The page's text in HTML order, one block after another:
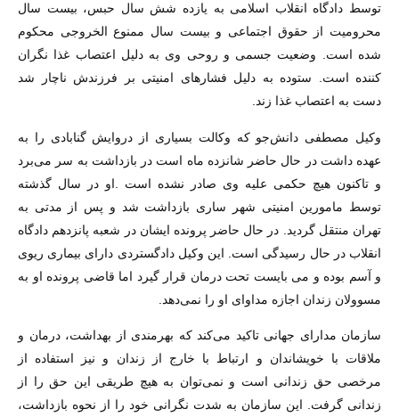
توسط دادگاه انقلاب اسلامی به یازده شش سال حبس، بیست سال
محرومیت از حقوق اجتماعی و بیست سال ممنوع الخروجی محکوم
شده است. وضعیت جسمی و روحی وی به دلیل اعتصاب غذا نگران
کننده است. ستوده به دلیل فشارهای امنیتی بر فرزندش ناچار شد
دست به اعتصاب غذا زند.
وکیل مصطفی دانش‌جو که وکالت بسیاری از دروایش گنابادی را به
عهده داشت در حال حاضر شانزده ماه است در بازداشت به سر می‌برد
و تاکنون هیچ حکمی علیه وی صادر نشده است .او در سال گذشته
توسط مامورین امنیتی شهر ساری بازداشت شد و پس از مدتی به
تهران منتقل گردید. در حال حاضر پرونده ایشان در شعبه پانزدهم دادگاه
انقلاب در حال رسیدگی است. این وکیل دادگستردی دارای بیماری ریوی
و آسم بوده و می بایست تحت درمان قرار گیرد اما قاضی پرونده او به
مسوولان زندان اجازه مداوای او را نمی‌دهد.
سازمان مدارای جهانی تاکید می‌کند که بهرمندی از بهداشت، درمان و
ملاقات با خویشاندان و ارتباط با خارج از زندان و نیز استفاده از
مرخصی حق زندانی است و نمی‌توان به هیچ طریقی این حق را از
زندانی گرفت. این سازمان به شدت نگرانی خود را از نحوه بازداشت،